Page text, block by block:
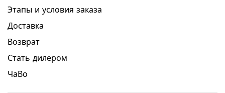
Этапы и условия заказа
Доставка
Возврат
Стать дилером
ЧаВо